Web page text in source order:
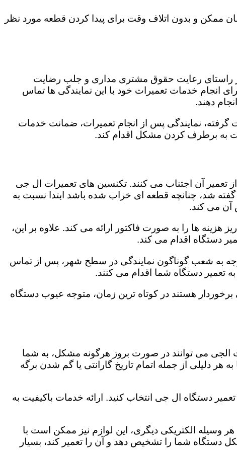
ممکن و بدون اتلاف وقت برای پیدا کردن قطعه مورد نظر
راستای رعایت حقوق مشتری مداری و جلب رضایت
خدمات تعمیرات خود با این نمایندگی ها تماس
دهند.
نمایندگی پس از انجام تعمیرات، ضمانت خدمات
به برطرف کردن مشکل اقدام کند.
تعمیر آن اجتناب می کنند. تکنسین های تعمیرات ال جی
گفته شد، چنانچه قطعه ای خراب شده باشد ابتدا نسبت به
آن می کند.
ها را به صورت فاکتور ارائه می کند. علاوه بر این،
دستگاه اقدام می کند.
به شعب گوناگون نمایندگی در سطح شهر، پس از تماس
تعمیر دستگاه شما اقدام می کنند.
برخوردار هستند در کوتاه ترین زمان، متوجه عیوب دستگاه
الجی می توانند در صورت بروز هرگونه مشکل، به شما
هر دلیلی از جمله اتمام تاریخ گارانتی یا گم شدن برگه
دستگاه ال جی انتخاب کنید. ارائه خدمات باکیفیت به
هر وسیله الکتریکی دیگری، این لوازم نیز ممکن است با
دستگاه شما را تشخیص دهد و آن را تعمیر کند، بسیار